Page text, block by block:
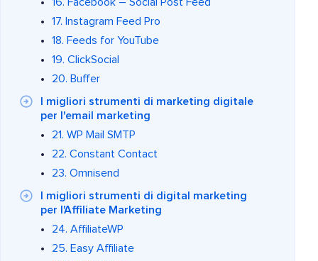
16. Facebook – Social Post Feed
17. Instagram Feed Pro
18. Feeds for YouTube
19. ClickSocial
20. Buffer
I migliori strumenti di marketing digitale
per l'email marketing
21. WP Mail SMTP
22. Constant Contact
23. Omnisend
I migliori strumenti di digital marketing
per l'Affiliate Marketing
24. AffiliateWP
25. Easy Affiliate